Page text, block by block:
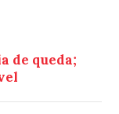
de queda;